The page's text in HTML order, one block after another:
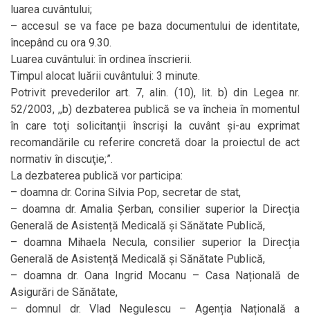
luarea cuvântului;
– accesul se va face pe baza documentului de identitate,
începând cu ora 9.30.
Luarea cuvântului: în ordinea înscrierii.
Timpul alocat luării cuvântului: 3 minute.
Potrivit prevederilor art. 7, alin. (10), lit. b) din Legea nr.
52/2003, ,,b) dezbaterea publică se va încheia în momentul
în care toţi solicitanţii înscrişi la cuvânt şi-au exprimat
recomandările cu referire concretă doar la proiectul de act
normativ în discuţie;”.
La dezbaterea publică vor participa:
– doamna dr. Corina Silvia Pop, secretar de stat,
– doamna dr. Amalia Șerban, consilier superior la Direcția
Generală de Asistență Medicală și Sănătate Publică,
– doamna Mihaela Necula, consilier superior la Direcția
Generală de Asistență Medicală și Sănătate Publică,
– doamna dr. Oana Ingrid Mocanu – Casa Națională de
Asigurări de Sănătate,
– domnul dr. Vlad Negulescu – Agenția Națională a